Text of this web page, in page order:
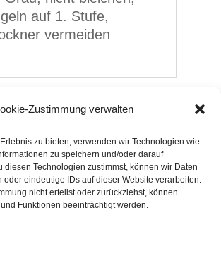
Zustimmung verwalten
zu bieten, verwenden wir Technologien wie
zu speichern und/oder darauf
diesen Technologien zustimmst, können wir Daten
oder eindeutige IDs auf dieser Website verarbeiten.
nicht erteilst oder zurückziehst, können
Funktionen beeinträchtigt werden.
auf 1. Stufe,
vermeiden